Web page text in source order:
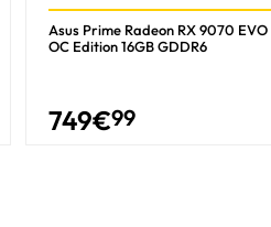
Asus Prime Radeon RX 9070 EVO
OC Edition 16GB GDDR6
749€99